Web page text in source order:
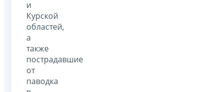
и
Курской
областей,
а
также
пострадавшие
от
паводка